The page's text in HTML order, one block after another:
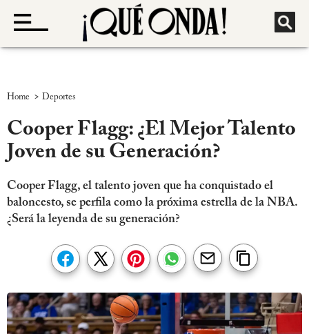
Home > Deportes
Cooper Flagg: ¿El Mejor Talento
Joven de su Generación?
Cooper Flagg, el talento joven que ha conquistado el
baloncesto, se perfila como la próxima estrella de la NBA.
¿Será la leyenda de su generación?